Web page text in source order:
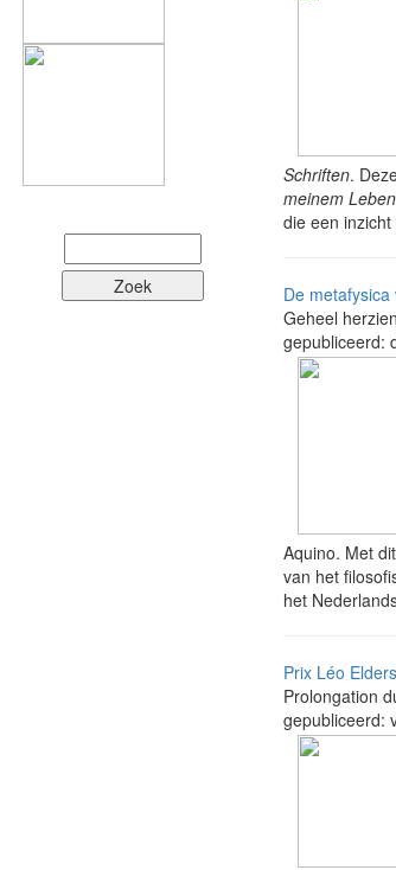
Schriften.
meinem
die een
De
Geheel
gepubliceerd:
Aquino. Met
van het
het
Prix Léo
Prolongation
gepubliceerd: